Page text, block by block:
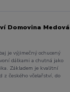
Domovina Medová
je výjimečný ochucený
dálkami a chutná jako
Základem je kvalitní
z českého včelařství, do